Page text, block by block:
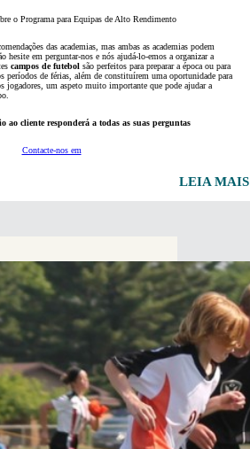
o Programa para Equipas de Alto Rendimento
das academias, mas ambas as academias podem
hesite em perguntar-nos e nós ajudá-lo-emos a organizar a
campos de futebol são perfeitos para preparar a época ou para
períodos de férias, além de constituírem uma oportunidade para
jogadores, um aspeto muito importante que pode ajudar a
ao cliente responderá a todas as suas perguntas
Contacte-nos em
LEIA